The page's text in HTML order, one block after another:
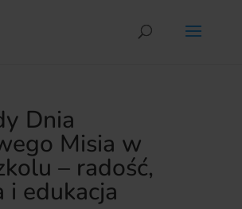
Dnia
Misia w
– radość,
i edukacja